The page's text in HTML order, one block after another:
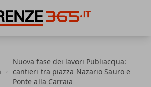
Nuova fase dei lavori Publiacqua:
cantieri tra piazza Nazario Sauro e
Ponte alla Carraia